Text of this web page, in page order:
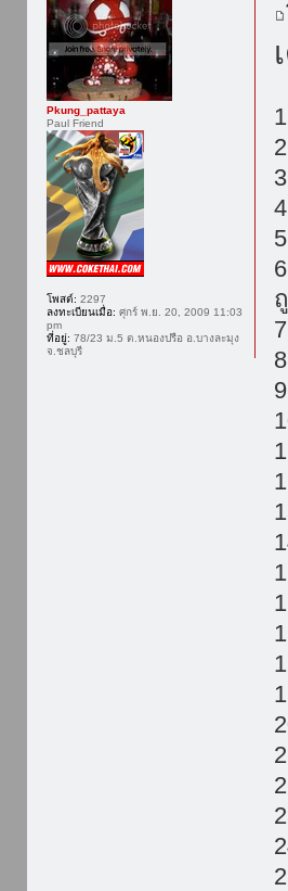
Pkung_pattaya
Paul Friend
โพสต์: 2297
ลงทะเบียนเมื่อ: ศุกร์ พ.ย. 20, 2009 11:03
pm
ที่อยู่: 78/23 ม.5 ต.หนองปรือ อ.บางละมุง
จ.ชลบุรี